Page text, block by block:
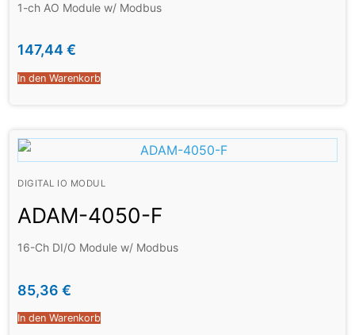
1-ch AO Module w/ Modbus
147,44 €
In den Warenkorb
DIGITAL IO MODUL
ADAM-4050-F
16-Ch DI/O Module w/ Modbus
85,36 €
In den Warenkorb